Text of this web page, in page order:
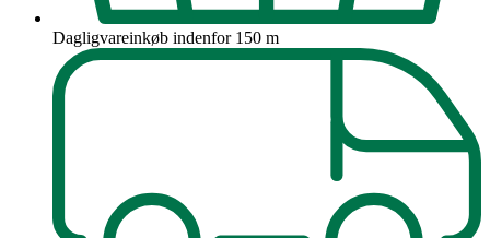
Dagligvareinkøb indenfor 150 m